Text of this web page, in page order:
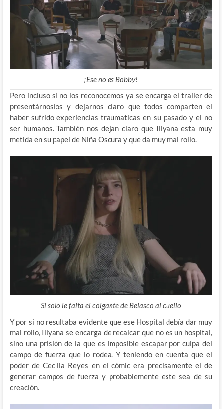
¡Ese no es Bobby!
Pero incluso si no los reconocemos ya se encarga el trailer de
presentárnoslos y dejarnos claro que todos comparten el
haber sufrido experiencias traumaticas en su pasado y el no
ser humanos. También nos dejan claro que Illyana esta muy
metida en su papel de Niña Oscura y que da muy mal rollo.
Si solo le falta el colgante de Belasco al cuello
Y por si no resultaba evidente que ese Hospital debía dar muy
mal rollo, Illyana se encarga de recalcar que no es un hospital,
sino una prisión de la que es imposible escapar por culpa del
campo de fuerza que lo rodea. Y teniendo en cuenta que el
poder de Cecilia Reyes en el cómic era precisamente el de
generar campos de fuerza y probablemente este sea de su
creación.